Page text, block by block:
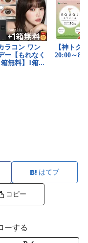
はてブ
コピー
ーする